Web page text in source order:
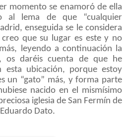
momento se enamoró de ella
al lema de que “cualquier
enseguida se le considera
que su lugar es este y no
leyendo a continuación la
os daréis cuenta de que he
esta ubicación, porque estoy
un “gato” más, y forma parte
nacido en el mismísimo
iglesia de San Fermín de
Dato.